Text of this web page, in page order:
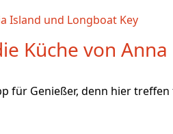
Küche von
für Genießer, denn hier